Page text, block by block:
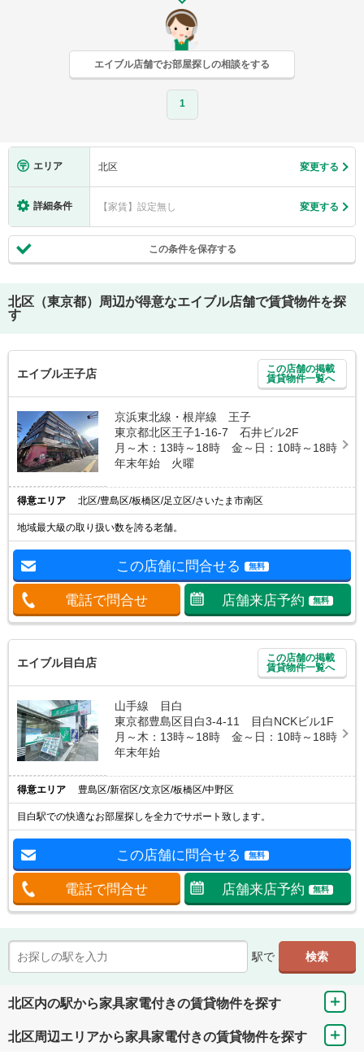
エイブル店舗でお部屋探しの相談をする
1
エリア 北区 変更する
詳細条件 【家賃】設定無し 変更する
この条件を保存する
北区（東京都）
周辺が得意なエイブル店舗で賃貸物件を探
す
エイブル王子店
この店舗の掲載
賃貸物件一覧へ
京浜東北線・根岸線 王子
東京都北区王子1-16-7 石井ビル2F
月～木：13時～18時 金～日：10時～18時
年末年始 火曜
得意エリア 北区/豊島区/板橋区/足立区/さいたま市南区
地域最大級の取り扱い数を誇る老舗。
この店舗に問合せる 無料
電話で問合せ 店舗来店予約 無料
エイブル目白店
この店舗の掲載
賃貸物件一覧へ
山手線 目白
東京都豊島区目白3-4-11 目白NCKビル1F
月～木：13時～18時 金～日：10時～18時
年末年始
得意エリア 豊島区/新宿区/文京区/板橋区/中野区
目白駅での快適なお部屋探しを全力でサポート致します。
この店舗に問合せる 無料
電話で問合せ 店舗来店予約 無料
駅で
北区内の駅から家具家電付きの賃貸物件を探す
北区周辺エリアから家具家電付きの賃貸物件を探す